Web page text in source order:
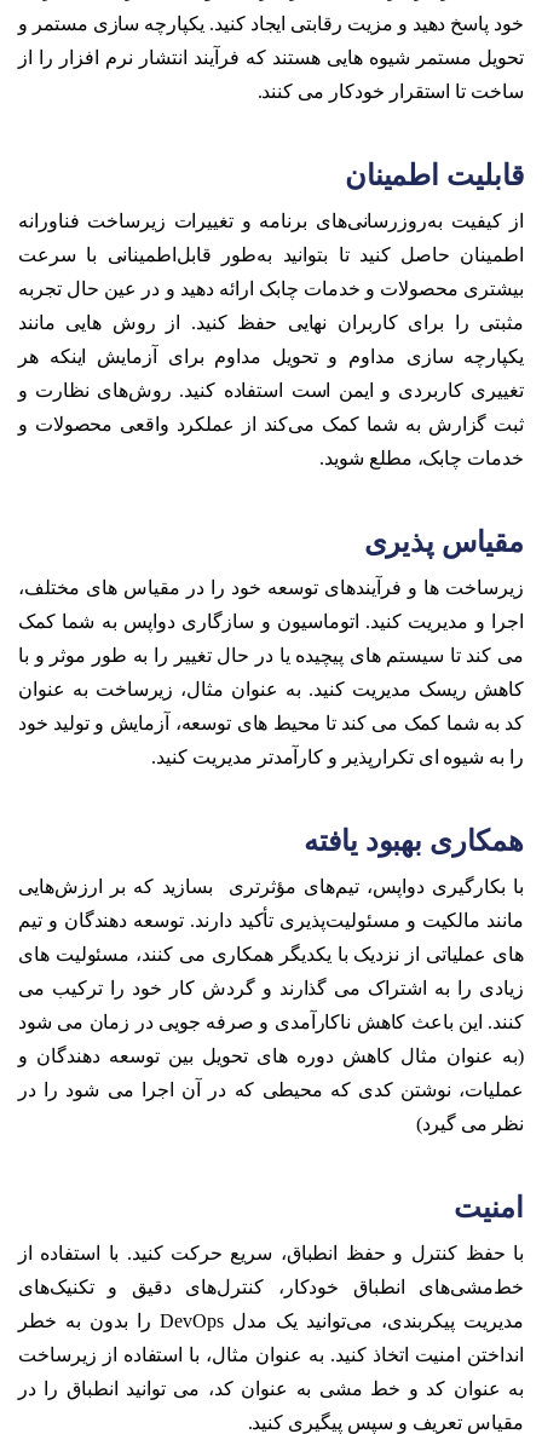
خود پاسخ دهید و مزیت رقابتی ایجاد کنید. یکپارچه سازی مستمر و
تحویل مستمر شیوه هایی هستند که فرآیند انتشار نرم افزار را از
ساخت تا استقرار خودکار می کنند.
قابلیت اطمینان
از کیفیت به‌روزرسانی‌های برنامه و تغییرات زیرساخت فناورانه
اطمینان حاصل کنید تا بتوانید به‌طور قابل‌اطمینانی با سرعت
بیشتری محصولات و خدمات چابک ارائه دهید و در عین حال تجربه
مثبتی را برای کاربران نهایی حفظ کنید. از روش هایی مانند
یکپارچه سازی مداوم و تحویل مداوم برای آزمایش اینکه هر
تغییری کاربردی و ایمن است استفاده کنید. روش‌های نظارت و
ثبت گزارش به شما کمک می‌کند از عملکرد واقعی محصولات و
خدمات چابک، مطلع شوید.
مقیاس پذیری
زیرساخت ها و فرآیندهای توسعه خود را در مقیاس های مختلف،
اجرا و مدیریت کنید. اتوماسیون و سازگاری دواپس به شما کمک
می کند تا سیستم های پیچیده یا در حال تغییر را به طور موثر و با
کاهش ریسک مدیریت کنید. به عنوان مثال، زیرساخت به عنوان
کد به شما کمک می کند تا محیط های توسعه، آزمایش و تولید خود
را به شیوه ای تکرارپذیر و کارآمدتر مدیریت کنید.
همکاری بهبود یافته
با بکارگیری دواپس، تیم‌های مؤثرتری بسازید که بر ارزش‌هایی
مانند مالکیت و مسئولیت‌پذیری تأکید دارند. توسعه دهندگان و تیم
های عملیاتی از نزدیک با یکدیگر همکاری می کنند، مسئولیت های
زیادی را به اشتراک می گذارند و گردش کار خود را ترکیب می
کنند. این باعث کاهش ناکارآمدی و صرفه جویی در زمان می شود
(به عنوان مثال کاهش دوره های تحویل بین توسعه دهندگان و
عملیات، نوشتن کدی که محیطی که در آن اجرا می شود را در
نظر می گیرد)
امنیت
با حفظ کنترل و حفظ انطباق، سریع حرکت کنید. با استفاده از
خط‌مشی‌های انطباق خودکار، کنترل‌های دقیق و تکنیک‌های
مدیریت پیکربندی، می‌توانید یک مدل DevOps را بدون به خطر
انداختن امنیت اتخاذ کنید. به عنوان مثال، با استفاده از زیرساخت
به عنوان کد و خط مشی به عنوان کد، می توانید انطباق را در
مقیاس تعریف و سپس پیگیری کنید.